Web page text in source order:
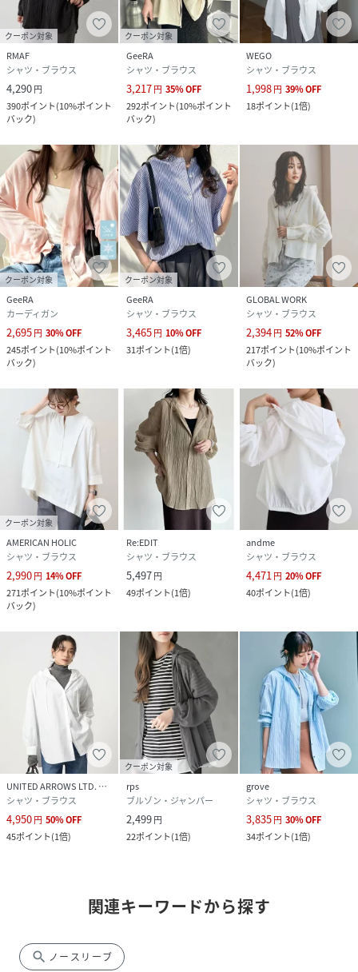
クーポン対象
RMAF
シャツ・ブラウス
4,290円
390ポイント(10%ポイント
バック)
クーポン対象
GeeRA
シャツ・ブラウス
3,217円 35%OFF
292ポイント(10%ポイント
バック)
WEGO
シャツ・ブラウス
1,998円 39%OFF
18ポイント(1倍)
クーポン対象
GeeRA
カーディガン
2,695円 30%OFF
245ポイント(10%ポイント
バック)
クーポン対象
GeeRA
シャツ・ブラウス
3,465円 10%OFF
31ポイント(1倍)
GLOBAL WORK
シャツ・ブラウス
2,394円 52%OFF
217ポイント(10%ポイント
バック)
クーポン対象
AMERICAN HOLIC
シャツ・ブラウス
2,990円 14%OFF
271ポイント(10%ポイント
バック)
Re:EDIT
シャツ・ブラウス
5,497円
49ポイント(1倍)
andme
シャツ・ブラウス
4,471円 20%OFF
40ポイント(1倍)
UNITED ARROWS LTD. OUTLET
シャツ・ブラウス
4,950円 50%OFF
45ポイント(1倍)
クーポン対象
rps
ブルゾン・ジャンパー
2,499円
22ポイント(1倍)
grove
シャツ・ブラウス
3,835円 30%OFF
34ポイント(1倍)
関連キーワードから探す
search ノースリーブ